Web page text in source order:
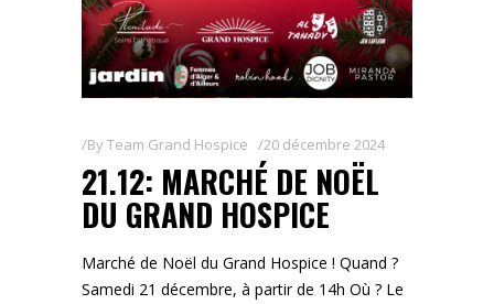
ByTeam Grand Hospice 20 décembre 2024
21.12: MARCHÉ DE NOËL
DU GRAND HOSPICE
Marché de Noël du Grand Hospice ! Quand ?
Samedi 21 décembre, à partir de 14h Où ? Le